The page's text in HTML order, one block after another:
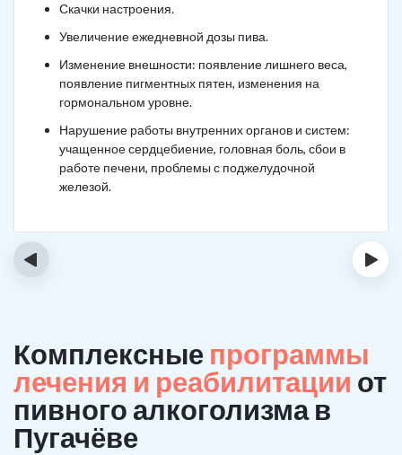
Скачки настроения.
Увеличение ежедневной дозы пива.
Изменение внешности: появление лишнего веса,
появление пигментных пятен, изменения на
гормональном уровне.
Нарушение работы внутренних органов и систем:
учащенное сердцебиение, головная боль, сбои в
работе печени, проблемы с поджелудочной
железой.
‹ ›
Комплексные программы
лечения и реабилитации от
пивного алкоголизма в
Пугачёве